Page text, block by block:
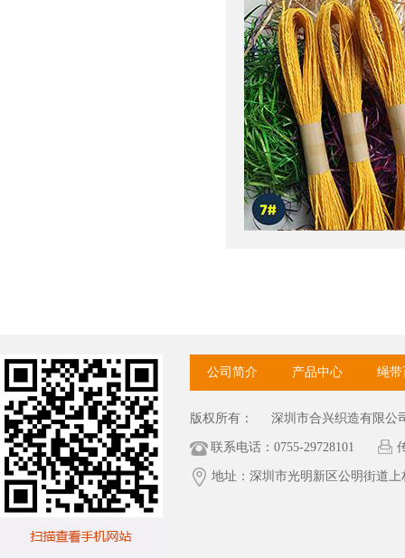
公司简介 产品中心 绳带
版权所有： 深圳市合兴织造有限
联系电话：0755-29728101
地址：深圳市光明新区公明街道